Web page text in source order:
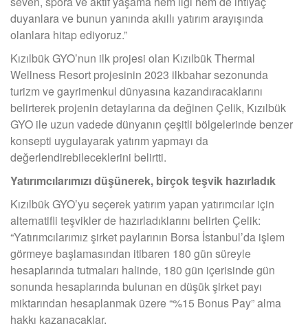
duyanlara ve bunun yanında akıllı yatırım arayışında
olanlara hitap ediyoruz.”
Kızılbük GYO’nun ilk projesi olan Kızılbük Thermal
Wellness Resort projesinin 2023 ilkbahar sezonunda
turizm ve gayrimenkul dünyasına kazandıracaklarını
belirterek projenin detaylarına da değinen Çelik, Kızılbük
GYO ile uzun vadede dünyanın çeşitli bölgelerinde benzer
konsepti uygulayarak yatırım yapmayı da
değerlendirebileceklerini belirtti.
Yatırımcılarımızı düşünerek, birçok teşvik hazırladık
Kızılbük GYO’yu seçerek yatırım yapan yatırımcılar için
alternatifli teşvikler de hazırladıklarını belirten Çelik:
“Yatırımcılarımız şirket paylarının Borsa İstanbul’da işlem
görmeye başlamasından itibaren 180 gün süreyle
hesaplarında tutmaları halinde, 180 gün içerisinde gün
sonunda hesaplarında bulunan en düşük şirket payı
miktarından hesaplanmak üzere “%15 Bonus Pay” alma
hakkı kazanacaklar.